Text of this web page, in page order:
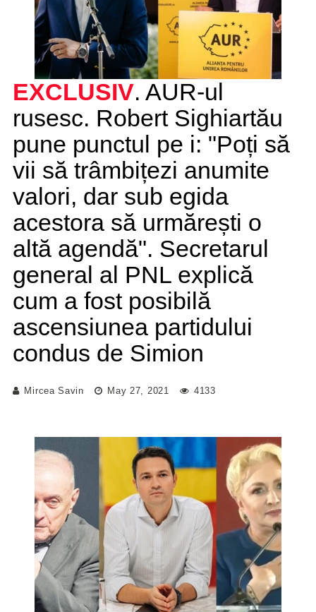
EXCLUSIV. AUR-ul
rusesc. Robert Sighiartău
pune punctul pe i: "Poți să
vii să trâmbițezi anumite
valori, dar sub egida
acestora să urmărești o
altă agendă". Secretarul
general al PNL explică
cum a fost posibilă
ascensiunea partidului
condus de Simion
Mircea Savin May 27, 2021 4133